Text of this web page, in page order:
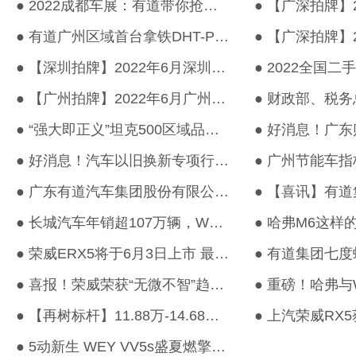
● 2022成都车展：有道带你抢先看多款长城品牌新能源车型
● 有道广州区域首台拿铁DHT-PHEV交车！
● 【深圳拍牌】2022年6月深圳车牌竞价结果出炉！
● 【广州拍牌】2022年6月广州车牌竞价结果出炉！
● “强大即正义”坦克500区域品鉴会-广州站圆满结束！
● 好消息！汽车以旧换新专项行动继续实施。《广东省进一步促进消费...
● 广东有道汽车集团股份有限公司荣登2018中国汽车经销商集团百强排...
● 长城汽车年销超107万辆，WEY大获成功，哈弗实力领跑！
● 荣威ERX5将于6月3日上市 最大续航里程超400km
● 喜报！荣威荣获“无微不智”趋势商家大奖！
● 【再树标杆】11.88万-14.68万元 全新哈弗H6潮流上市！
● 5动新生 WEY VV5s盛夏燃擎之旅一触即发